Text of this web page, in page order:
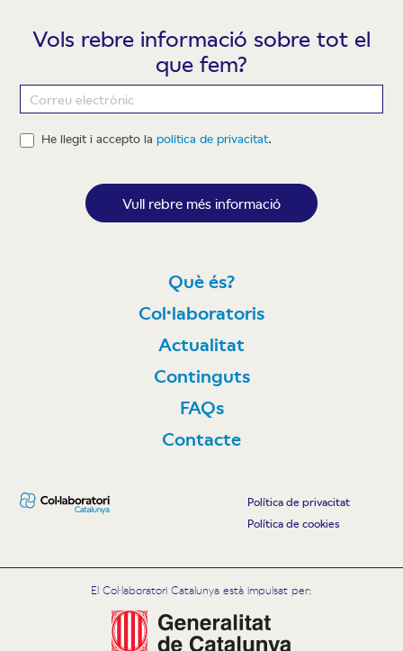
Vols rebre informació sobre tot el
que fem?
Newsletter
He llegit i accepto lapolítica de privacitat.
Vull rebre més informació
Què és?
Col·laboratoris
Actualitat
Continguts
FAQs
Contacte
Política de privacitat
Política de cookies
El Col·laboratori Catalunya està impulsat per: